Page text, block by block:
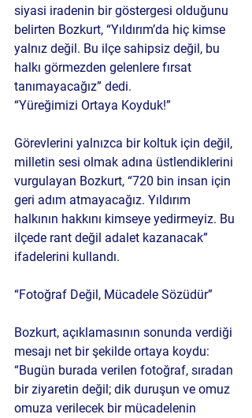
siyasi iradenin bir göstergesi olduğunu
belirten Bozkurt, “Yıldırım’da hiç kimse
yalnız değil. Bu ilçe sahipsiz değil, bu
halkı görmezden gelenlere fırsat
tanımayacağız” dedi.
“Yüreğimizi Ortaya Koyduk!”
Görevlerini yalnızca bir koltuk için değil,
milletin sesi olmak adına üstlendiklerini
vurgulayan Bozkurt, “720 bin insan için
geri adım atmayacağız. Yıldırım
halkının hakkını kimseye yedirmeyiz. Bu
ilçede rant değil adalet kazanacak”
ifadelerini kullandı.
“Fotoğraf Değil, Mücadele Sözüdür”
Bozkurt, açıklamasının sonunda verdiği
mesajı net bir şekilde ortaya koydu:
“Bugün burada verilen fotoğraf, sıradan
bir ziyaretin değil; dik duruşun ve omuz
omuza verilecek bir mücadelenin